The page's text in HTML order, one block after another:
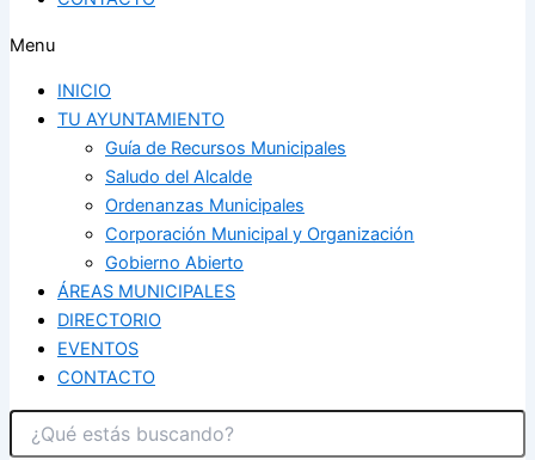
Menu
INICIO
TU AYUNTAMIENTO
Guía de Recursos Municipales
Saludo del Alcalde
Ordenanzas Municipales
Corporación Municipal y Organización
Gobierno Abierto
ÁREAS MUNICIPALES
DIRECTORIO
EVENTOS
CONTACTO